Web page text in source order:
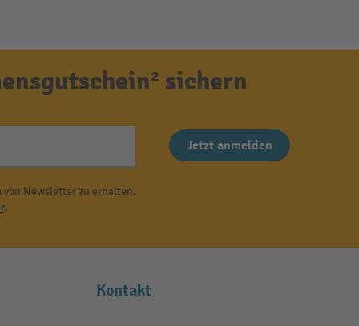
sichern
Jetzt anmelden
von Newsletter zu erhalten.
.
Kontakt